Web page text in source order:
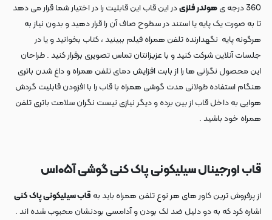
360 درجه ی
هولدر فلزیدر این قاب این قابلیت را در اختیار شما قرار می دهد
تا به صورت یک پایه یا استند در سطوح صاف آن را قرار دهید و بدون نیاز به
هرگونه پایه نگهدارنده تلفن همراه فیلم ببینید ، کتاب بخوانید و یا در
جلسات آنلاین شرکت کنید و با عزیزانتان تماس تصویری برقرار کنید . طراحان
این محصول نگرانی ها را از بابت افزایش دمای تلفن همراه و داغ شدن باتری
هنگام استفاده طولانی مدت گوشی همراه با قاب را با افزودن قابلیت گردش
هوایی به داخل قاب از بین برده و دیگر نیازی نیست نگران سلامت باتری تلفن
همراه خود باشید .
قاب اورجینال سیلیکونی پاک کنی گوشی آ۰۵اس
از پرفروش ترین کاور های هر نوع تلفن همراه باید به قاب سیلیکونی پاک کنی
اشاره کرد که به دو دلیل ضد لک بودن و آدامسی بودنشان محبوب شده اند .